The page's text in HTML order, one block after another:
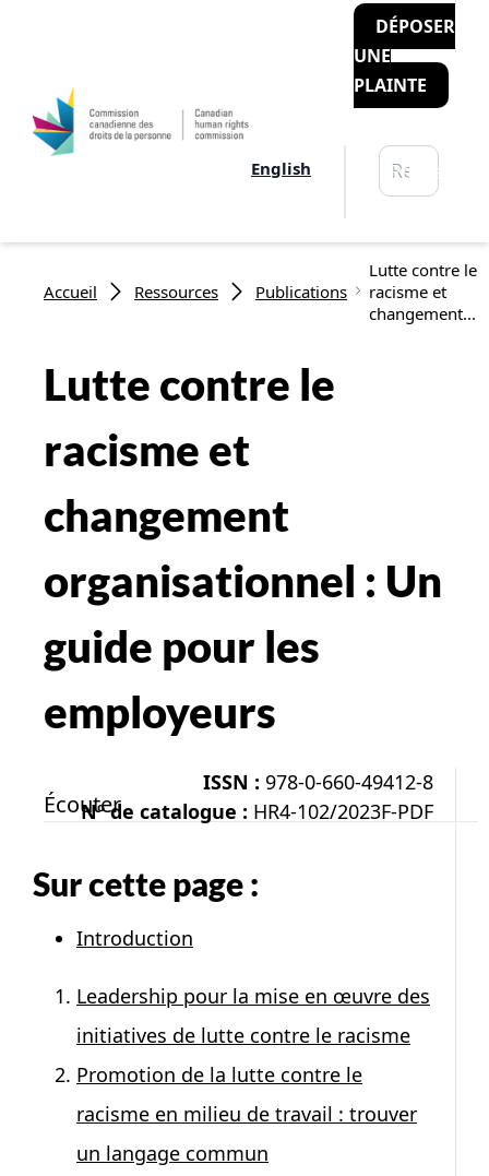
English Rechercher
DÉPOSER
UNE
PLAINTE
Accueil Ressources Publications
Lutte contre le
racisme et
changement...
Lutte contre le
racisme et
changement
organisationnel : Un
guide pour les
employeurs
Écouter
ISSN : 978-0-660-49412-8
Nº de catalogue : HR4-102/2023F-PDF
Sur cette page :
Introduction
Leadership pour la mise en œuvre des
initiatives de lutte contre le racisme
Promotion de la lutte contre le
racisme en milieu de travail : trouver
un langage commun